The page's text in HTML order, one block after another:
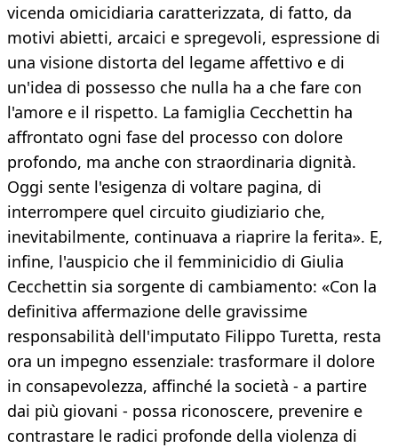
vicenda omicidiaria caratterizzata, di fatto, da
motivi abietti, arcaici e spregevoli, espressione di
una visione distorta del legame affettivo e di
un'idea di possesso che nulla ha a che fare con
l'amore e il rispetto. La famiglia Cecchettin ha
affrontato ogni fase del processo con dolore
profondo, ma anche con straordinaria dignità.
Oggi sente l'esigenza di voltare pagina, di
interrompere quel circuito giudiziario che,
inevitabilmente, continuava a riaprire la ferita». E,
infine, l'auspicio che il femminicidio di Giulia
Cecchettin sia sorgente di cambiamento: «Con la
definitiva affermazione delle gravissime
responsabilità dell'imputato Filippo Turetta, resta
ora un impegno essenziale: trasformare il dolore
in consapevolezza, affinché la società - a partire
dai più giovani - possa riconoscere, prevenire e
contrastare le radici profonde della violenza di